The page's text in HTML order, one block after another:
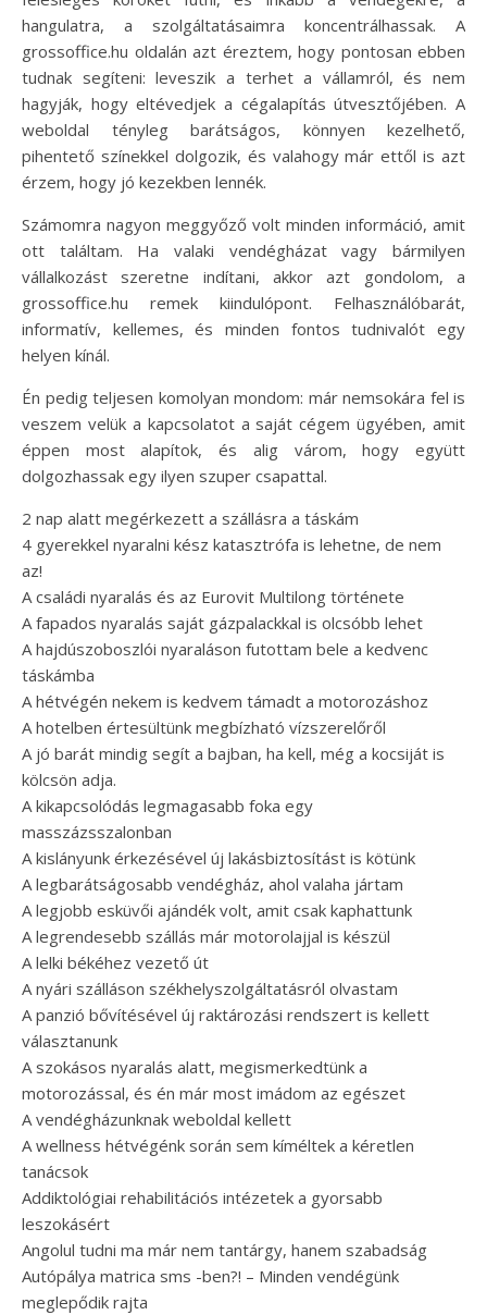
hangulatra, a szolgáltatásaimra koncentrálhassak. A
grossoffice.hu oldalán azt éreztem, hogy pontosan ebben
tudnak segíteni: leveszik a terhet a vállamról, és nem
hagyják, hogy eltévedjek a cégalapítás útvesztőjében. A
weboldal tényleg barátságos, könnyen kezelhető,
pihentető színekkel dolgozik, és valahogy már ettől is azt
érzem, hogy jó kezekben lennék.
Számomra nagyon meggyőző volt minden információ, amit
ott találtam. Ha valaki vendégházat vagy bármilyen
vállalkozást szeretne indítani, akkor azt gondolom, a
grossoffice.hu remek kiindulópont. Felhasználóbarát,
informatív, kellemes, és minden fontos tudnivalót egy
helyen kínál.
Én pedig teljesen komolyan mondom: már nemsokára fel is
veszem velük a kapcsolatot a saját cégem ügyében, amit
éppen most alapítok, és alig várom, hogy együtt
dolgozhassak egy ilyen szuper csapattal.
2 nap alatt megérkezett a szállásra a táskám
4 gyerekkel nyaralni kész katasztrófa is lehetne, de nem
az!
A családi nyaralás és az Eurovit Multilong története
A fapados nyaralás saját gázpalackkal is olcsóbb lehet
A hajdúszoboszlói nyaraláson futottam bele a kedvenc
táskámba
A hétvégén nekem is kedvem támadt a motorozáshoz
A hotelben értesültünk megbízható vízszerelőről
A jó barát mindig segít a bajban, ha kell, még a kocsiját is
kölcsön adja.
A kikapcsolódás legmagasabb foka egy
masszázsszalonban
A kislányunk érkezésével új lakásbiztosítást is kötünk
A legbarátságosabb vendégház, ahol valaha jártam
A legjobb esküvői ajándék volt, amit csak kaphattunk
A legrendesebb szállás már motorolajjal is készül
A lelki békéhez vezető út
A nyári szálláson székhelyszolgáltatásról olvastam
A panzió bővítésével új raktározási rendszert is kellett
választanunk
A szokásos nyaralás alatt, megismerkedtünk a
motorozással, és én már most imádom az egészet
A vendégházunknak weboldal kellett
A wellness hétvégénk során sem kíméltek a kéretlen
tanácsok
Addiktológiai rehabilitációs intézetek a gyorsabb
leszokásért
Angolul tudni ma már nem tantárgy, hanem szabadság
Autópálya matrica sms -ben?! – Minden vendégünk
meglepődik rajta